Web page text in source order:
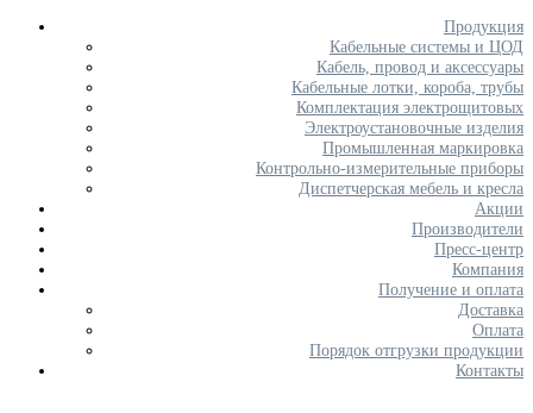
Продукция
Кабельные системы и ЦОД
Кабель, провод и аксессуары
Кабельные лотки, короба, трубы
Комплектация электрощитовых
Электроустановочные изделия
Промышленная маркировка
Контрольно-измерительные приборы
Диспетчерская мебель и кресла
Акции
Производители
Пресс-центр
Компания
Получение и оплата
Доставка
Оплата
Порядок отгрузки продукции
Контакты